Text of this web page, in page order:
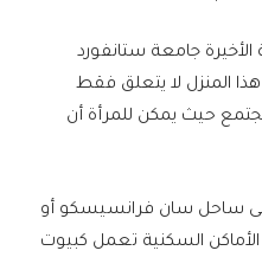
جامعة ستانفورد
المنزل لا يتعلق فقط
حيث يمكن للمرأة أن
ساحل سان فرانسيسكو أو
السكنية تعمل كبيوت